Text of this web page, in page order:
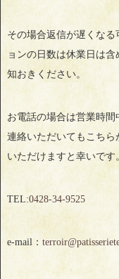
その場合返信が遅くな
ョンの日数は休業日は
知おきください。
お電話の場合は営業時
連絡いただいてもこち
いただけますと幸いです
TEL:0428‐34‐9525
e-mail：